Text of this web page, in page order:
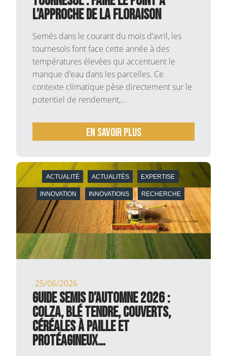
l’approche de la floraison
Semés dans le courant du mois d’avril, les
tournesols font face cette année à des
températures élevées qui accentuent le
manque d’eau dans les parcelles. Ce
contexte climatique pèse directement sur le
potentiel de rendement,...
En savoir plus
ACTUALITÉ ACTUALITÉS EXPERTISE
INNOVATION INNOVATIONS RECHERCHE
25/06/2026
Guide Semis d’Automne 2026 :
Colza, Blé Tendre, Couverts,
Céréales à paille et
Protéagineux…